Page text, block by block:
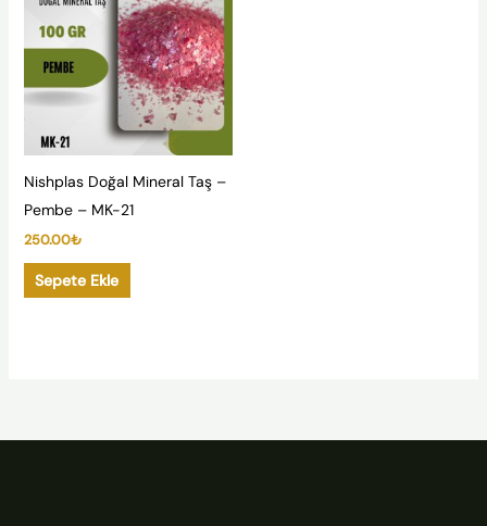
Nishplas Doğal Mineral Taş –
Pembe – MK-21
250.00₺
Sepete Ekle